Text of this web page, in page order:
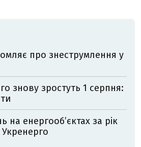
про знеструмлення у
знову зростуть 1 серпня:
на енергооб’єктах за рік